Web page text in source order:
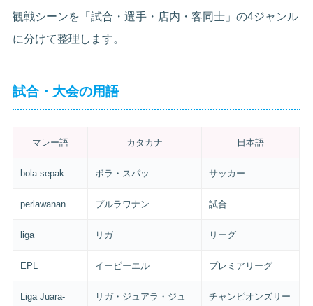
観戦シーンを「試合・選手・店内・客同士」の4ジャンル
に分けて整理します。
試合・大会の用語
マレー語 カタカナ 日本語
bola sepak ボラ・スパッ サッカー
perlawanan プルラワナン 試合
liga リガ リーグ
EPL イーピーエル プレミアリーグ
Liga Juara-
リガ・ジュアラ・ジュ
チャンピオンズリー